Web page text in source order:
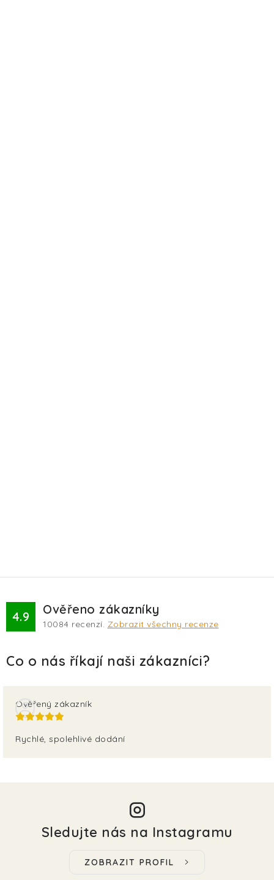
4.9 Ověřeno zákazníky
10084 recenzí. Zobrazit všechny recenze
Ověřený zákazník
Rychlé, spolehlivé dodání
Sledujte nás na Instagramu
ZOBRAZIT PROFIL